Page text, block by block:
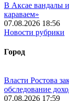
В Аксае вандалы
караваем»
07.08.2026 18:56
Новости рубрики
Город
Власти Ростова
обследование
07.08.2026 17:59